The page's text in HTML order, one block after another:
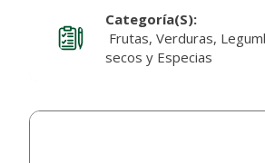
Categoría(s):
Frutas, Verduras,
secos y Especias